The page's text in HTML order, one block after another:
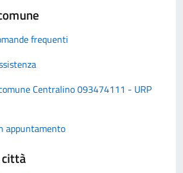
frequenti
Centralino 093474111 - URP
appuntamento